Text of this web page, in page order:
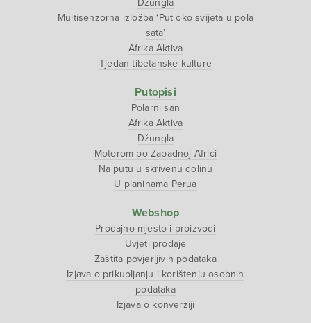
Multisenzorna izložba ‘Put oko svijeta u pola
sata’
Afrika Aktiva
Tjedan tibetanske kulture
Putopisi
Polarni san
Afrika Aktiva
Džungla
Motorom po Zapadnoj Africi
Na putu u skrivenu dolinu
U planinama Perua
Webshop
Prodajno mjesto i proizvodi
Uvjeti prodaje
Zaštita povjerljivih podataka
Izjava o prikupljanju i korištenju osobnih
podataka
Izjava o konverziji